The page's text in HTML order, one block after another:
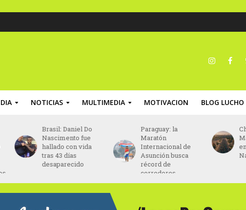
NOTICIAS MULTIMEDIA MOTIVACION BLOG
Brasil: Daniel Do
Nascimento fue
hallado con vida
tras 43 días
desaparecido
Paraguay: la
Maratón
Internacional de
Asunción busca
récord de
corredores